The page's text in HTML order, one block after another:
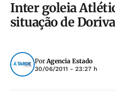
Inter goleia
situação de
PorAgencia Estado
30/06/2011 - 23:27 h